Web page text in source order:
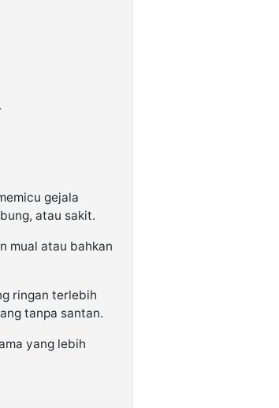
gejala
atau sakit.
mual atau bahkan
ringan terlebih
tanpa santan.
yang lebih